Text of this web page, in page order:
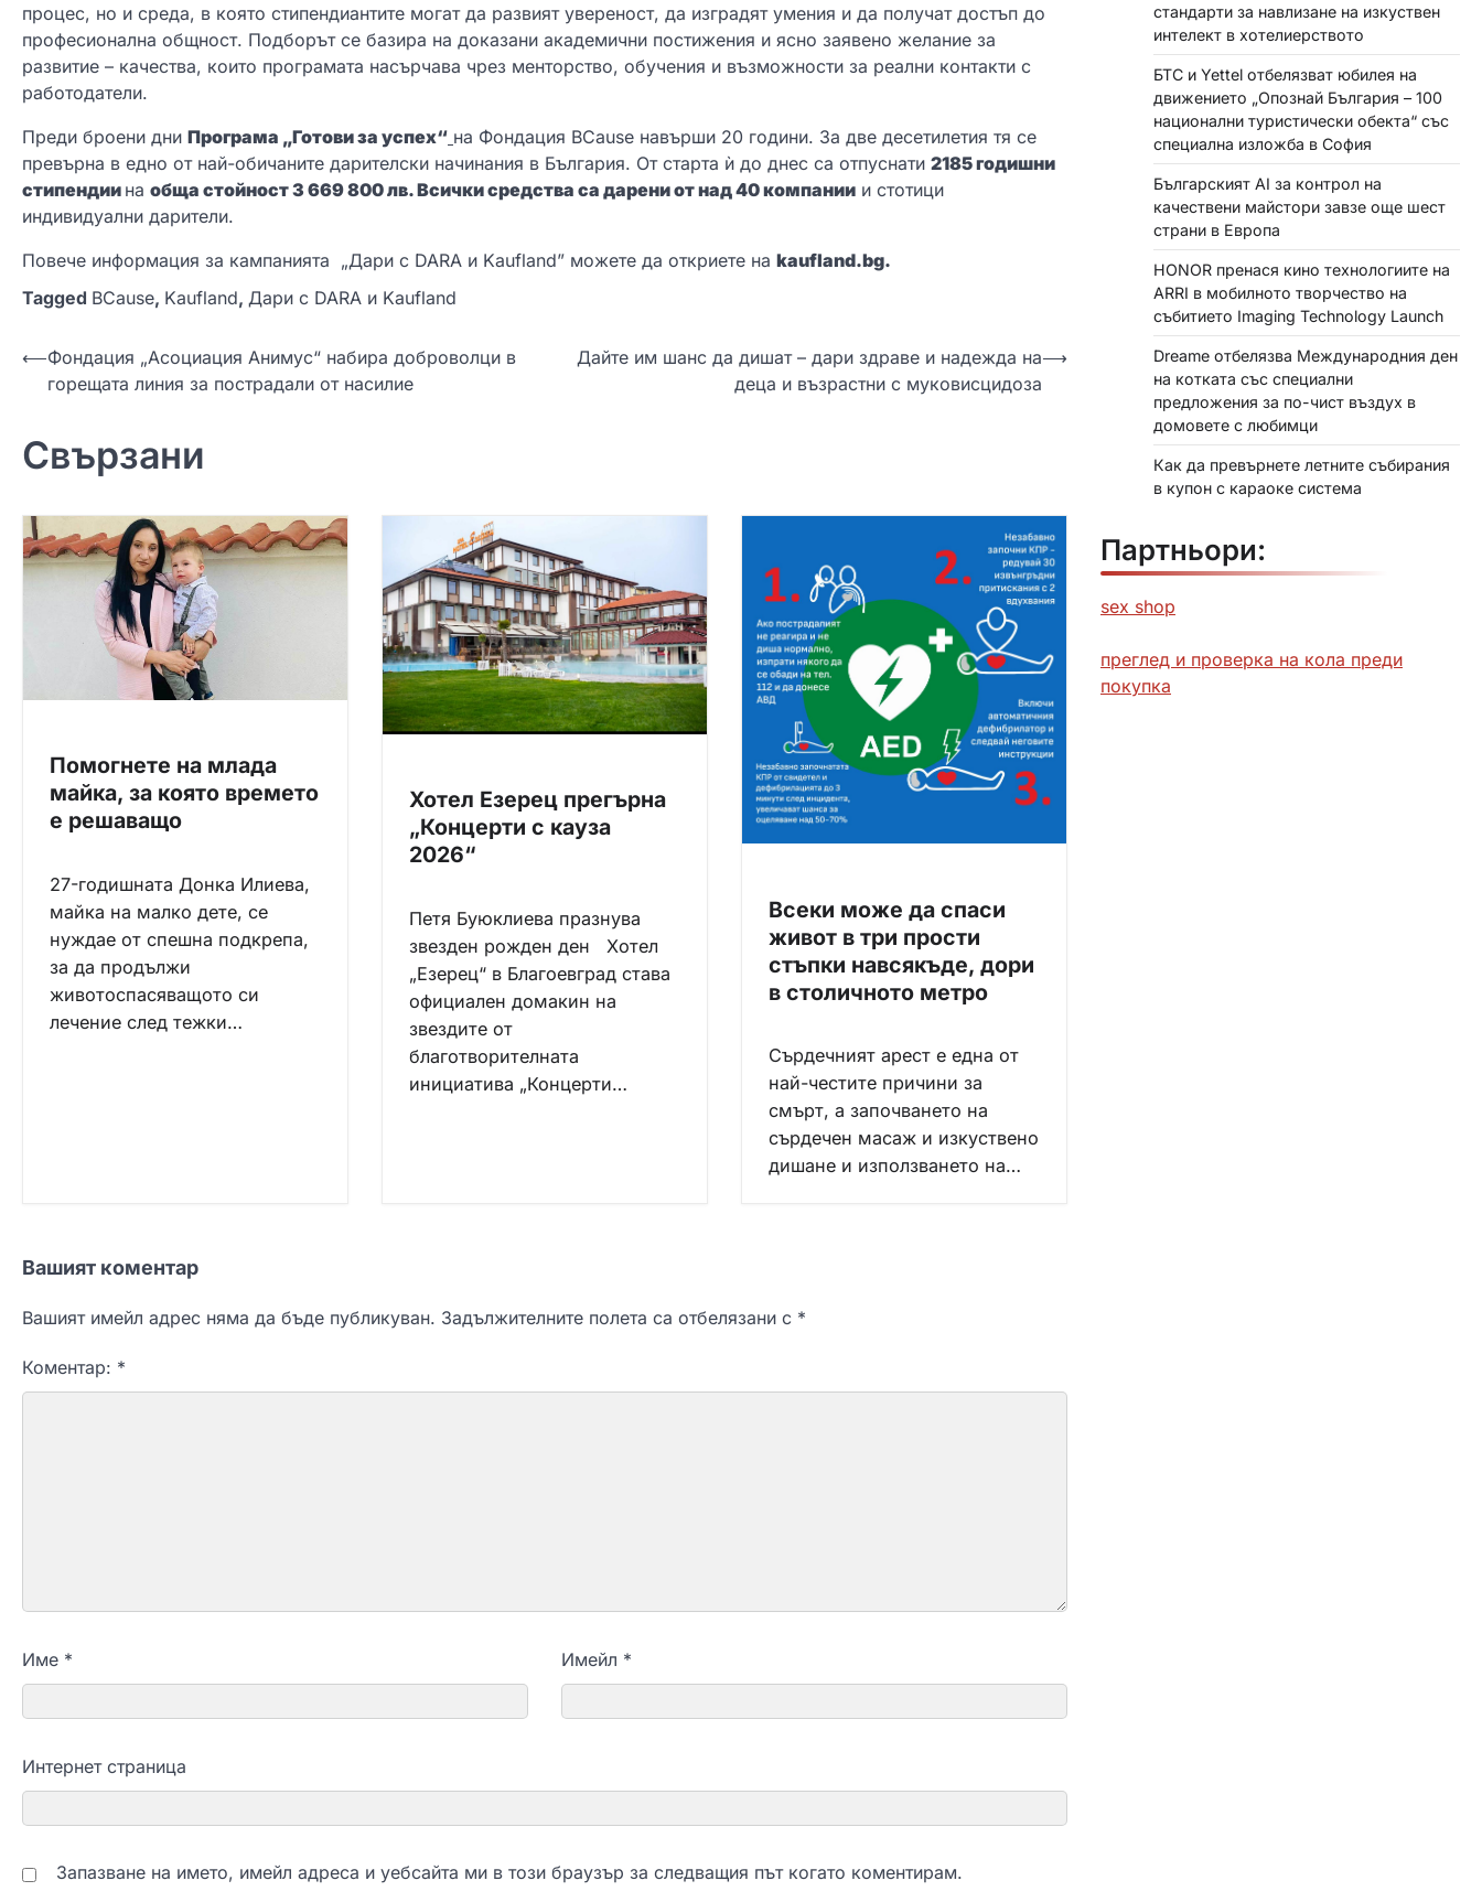
процес, но и среда, в която стипендиантите могат да развият увереност, да изградят умения и да получат достъп до
професионална общност. Подборът се базира на доказани академични постижения и ясно заявено желание за
развитие – качества, които програмата насърчава чрез менторство, обучения и възможности за реални контакти с
работодатели.
Преди броени дни Програма „Готови за успех“ на Фондация BCause навърши 20 години. За две десетилетия тя се
превърна в едно от най-обичаните дарителски начинания в България. От старта ѝ до днес са отпуснати 2185 годишни
стипендии на обща стойност 3 669 800 лв. Всички средства са дарени от над 40 компании и стотици
индивидуални дарители.
Повече информация за кампанията „Дари с DARA и Kaufland” можете да откриете на kaufland.bg.
Tagged BCause, Kaufland, Дари с DARA и Kaufland
Н
и
а
ц
⟵Фондация „Асоциация Анимус“ набира доброволци в
горещата линия за пострадали от насилие
Дайте им шанс да дишат – дари здраве и надежда на
деца и възрастни с муковисцидоза
⟶
Свързани
Помогнете на млада
майка, за която времето
е решаващо
27-годишната Донка Илиева,
майка на малко дете, се
нуждае от спешна подкрепа,
за да продължи
животоспасяващото си
лечение след тежки…
Хотел Езерец прегърна
„Концерти с кауза
2026“
Петя Буюклиева празнува
звезден рожден ден Хотел
„Езерец“ в Благоевград става
официален домакин на
звездите от
благотворителната
инициатива „Концерти…
Всеки може да спаси
живот в три прости
стъпки навсякъде, дори
в столичното метро
Сърдечният арест е една от
най-честите причини за
смърт, а започването на
сърдечен масаж и изкуствено
дишане и използването на…
Вашият коментар
Вашият имейл адрес няма да бъде публикуван. Задължителните полета са отбелязани с *
Коментар: *
Име * Имейл *
Интернет страница
Запазване на името, имейл адреса и уебсайта ми в този браузър за следващия път когато коментирам.
стандарти за навлизане на изкуствен
интелект в хотелиерството
БТС и Yettel отбелязват юбилея на
движението „Опознай България – 100
национални туристически обекта“ със
специална изложба в София
Българският AI за контрол на
качествени майстори завзе още шест
страни в Европа
HONOR пренася кино технологиите на
ARRI в мобилното творчество на
събитието Imaging Technology Launch
Dreame отбелязва Международния ден
на котката със специални
предложения за по-чист въздух в
домовете с любимци
Как да превърнете летните събирания
в купон с караоке система
Партньори:
sex shop
преглед и проверка на кола преди
покупка